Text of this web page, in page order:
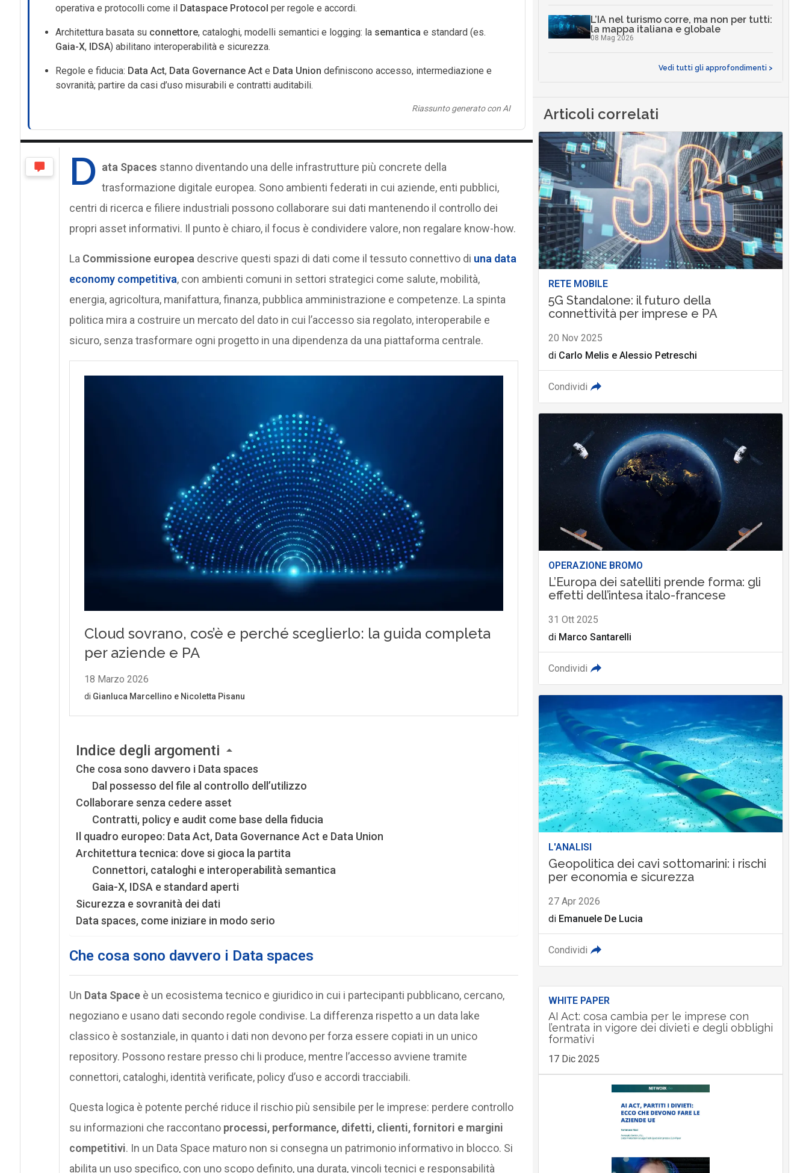
operativa e protocolli come il Dataspace Protocol per regole e accordi.
Architettura basata su connettore, cataloghi, modelli semantici e logging: la semantica e standard (es.
Gaia-X, IDSA) abilitano interoperabilità e sicurezza.
Regole e fiducia: Data Act, Data Governance Acte Data Union definiscono accesso, intermediazione e
sovranità; partire da casi d’uso misurabili e contratti auditabili.
Riassunto generato con AI
D ata Spaces stanno diventando una delle infrastrutture più concrete della
trasformazione digitale europea. Sono ambienti federati in cui aziende, enti pubblici,
centri di ricerca e filiere industriali possono collaborare sui dati mantenendo il controllo dei
propri asset informativi. Il punto è chiaro, il focus è condividere valore, non regalare know-how.
La Commissione europea descrive questi spazi di dati come il tessuto connettivo di una data
economy competitiva, con ambienti comuni in settori strategici come salute, mobilità,
energia, agricoltura, manifattura, finanza, pubblica amministrazione e competenze. La spinta
politica mira a costruire un mercato del dato in cui l’accesso sia regolato, interoperabile e
sicuro, senza trasformare ogni progetto in una dipendenza da una piattaforma centrale.
Indice degli argomenti
Che cosa sono davvero i Data spaces
Dal possesso del file al controllo dell’utilizzo
Collaborare senza cedere asset
Contratti, policy e audit come base della fiducia
Il quadro europeo: Data Act, Data Governance Act e Data Union
Architettura tecnica: dove si gioca la partita
Connettori, cataloghi e interoperabilità semantica
Gaia-X, IDSA e standard aperti
Sicurezza e sovranità dei dati
Data spaces, come iniziare in modo serio
Che cosa sono davvero i Data spaces
Un Data Spaceè un ecosistema tecnico e giuridico in cui i partecipanti pubblicano, cercano,
negoziano e usano dati secondo regole condivise. La differenza rispetto a un data lake
classico è sostanziale, in quanto i dati non devono per forza essere copiati in un unico
repository. Possono restare presso chi li produce, mentre l’accesso avviene tramite
connettori, cataloghi, identità verificate, policy d’uso e accordi tracciabili.
Questa logica è potente perché riduce il rischio più sensibile per le imprese: perdere controllo
su informazioni che raccontano processi, performance, difetti, clienti, fornitori e margini
competitivi. In un Data Space maturo non si consegna un patrimonio informativo in blocco. Si
abilita un uso specifico, con uno scopo definito, una durata, vincoli tecnici e responsabilità
L’IA nel turismo corre, ma non per tutti:
la mappa italiana e globale
08 Mag 2026
Vedi tutti gli approfondimenti >
Articoli correlati
RETE MOBILE
5G Standalone: il futuro della
connettività per imprese e PA
20 Nov 2025
di Carlo Melis e Alessio Petreschi
Condividi
OPERAZIONE BROMO
L’Europa dei satelliti prende forma: gli
effetti dell’intesa italo-francese
31 Ott 2025
di Marco Santarelli
Condividi
L'ANALISI
Geopolitica dei cavi sottomarini: i rischi
per economia e sicurezza
27 Apr 2026
di Emanuele De Lucia
Condividi
WHITE PAPER
AI Act: cosa cambia per le imprese con
l’entrata in vigore dei divieti e degli obblighi
formativi
17 Dic 2025